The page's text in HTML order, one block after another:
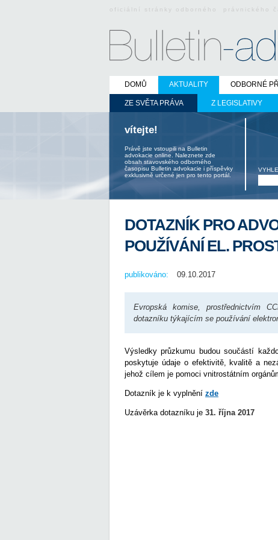
oficiální stránky odborného právnického
DOMŮ AKTUALITY
ZE SVĚTA PRÁVA Z LEGISLATIVY
ODBORNÉ
vítejte!
Právě jste vstoupili na Bulletin
advokacie online. Naleznete zde
obsah stavovského odborného
časopisu Bulletin advokacie i příspěvky
exklusivně určené jen pro tento portál.
DOTAZNÍK PRO
POUŽÍVÁNÍ EL.
publikováno: 09.10.2017
Evropská komise, prostřednictvím
dotazníku týkajícím se používání
Výsledky průzkumu budou součástí
poskytuje údaje o efektivitě, kvalitě a
jehož cílem je pomoci vnitrostátním
Dotazník je k vyplnění zde
Uzávěrka dotazníku je 31. října 2017